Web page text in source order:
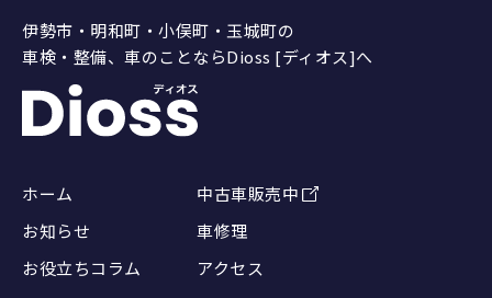
伊勢市・明和町・小俣町・玉城町の
車検・整備、車のことならDioss [ディオス]へ
ホーム
お知らせ
お役立ちコラム
中古車販売中
車修理
アクセス